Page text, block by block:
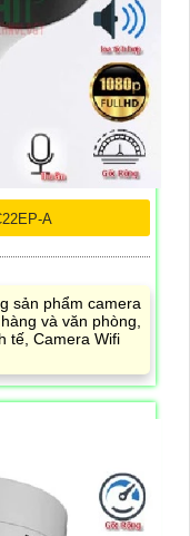
A
sản phẩm camera
và văn phòng,
tế, Camera Wifi